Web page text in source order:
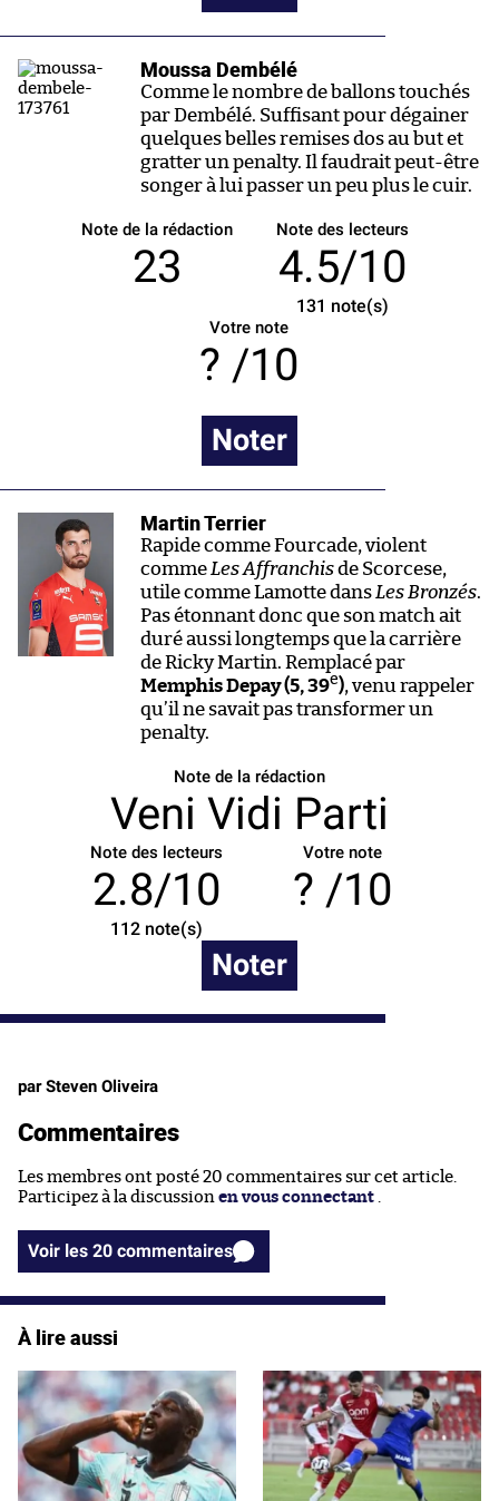
Moussa Dembélé
Comme le nombre de ballons touchés
par Dembélé. Suffisant pour dégainer
quelques belles remises dos au but et
gratter un penalty. Il faudrait peut-être
songer à lui passer un peu plus le cuir.
Note de la rédaction
23
Note des lecteurs
4.5/10
131 note(s)
Votre note
/10
Noter
Martin Terrier
Rapide comme Fourcade, violent
comme Les Affranchisde Scorcese,
utile comme Lamotte dans Les Bronzés.
Pas étonnant donc que son match ait
duré aussi longtemps que la carrière
de Ricky Martin. Remplacé par
Memphis Depay (5, 39e), venu rappeler
qu’il ne savait pas transformer un
penalty.
Note de la rédaction
Veni Vidi Parti
Note des lecteurs
2.8/10
112 note(s)
Votre note
/10
Noter
par Steven Oliveira
Commentaires
Les membres ont posté 20 commentaires sur cet article.
Participez à la discussion en vous connectant
Voir les 20 commentaires
À lire aussi